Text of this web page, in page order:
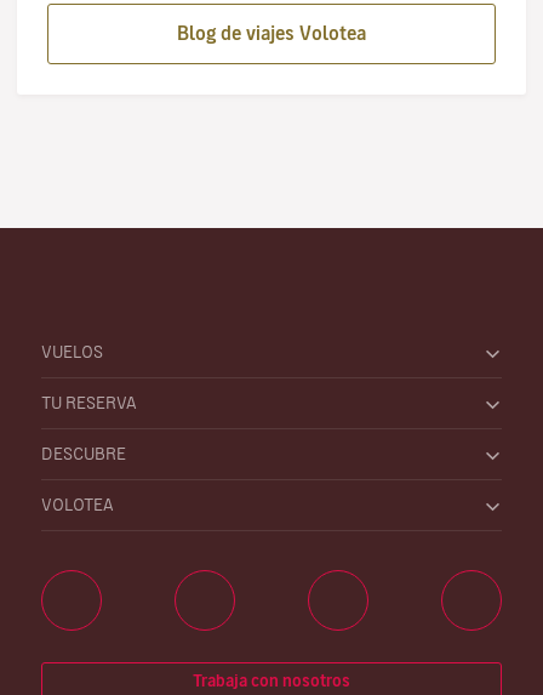
Blog de viajes Volotea
VUELOS
TU RESERVA
DESCUBRE
VOLOTEA
Trabaja con nosotros